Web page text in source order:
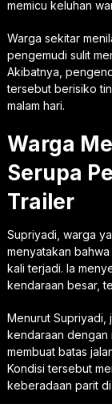
memicu keluhan
Warga sekitar
pengemudi sulit
Akibatnya,
tersebut berisiko
malam hari.
Warga
Serupa
Trailer
Supriyadi, warga
menyatakan
kali terjadi. Ia
kendaraan besar,
Menurut Supriyadi,
kendaraan dengan
membuat batas
Kondisi tersebut
keberadaan parit di